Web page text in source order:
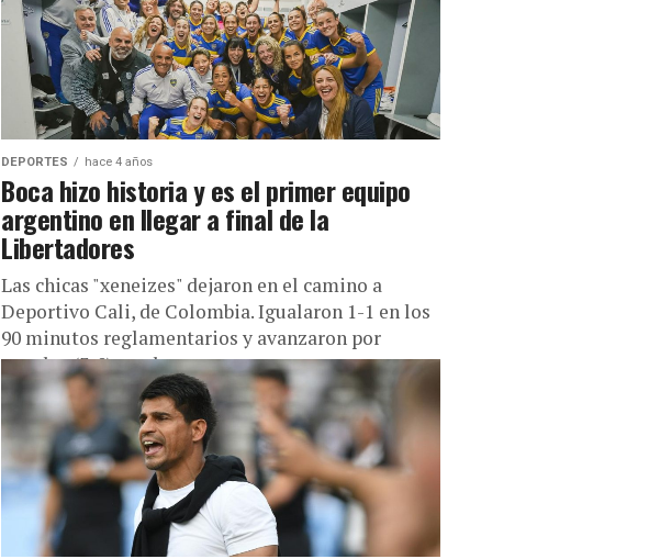
DEPORTES hace 4 años
Boca hizo historia y es el primer equipo
argentino en llegar a final de la
Libertadores
Las chicas "xeneizes" dejaron en el camino a
Deportivo Cali, de Colombia. Igualaron 1-1 en los
90 minutos reglamentarios y avanzaron por
penales (3-0) en el...